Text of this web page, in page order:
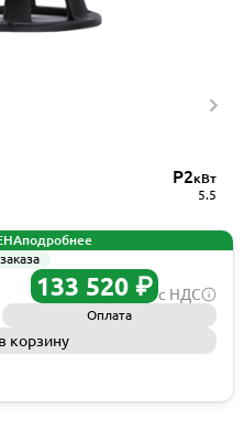
P2кВт
5.5
подробнее
133 520 ₽ с НДС
Оплата
корзину